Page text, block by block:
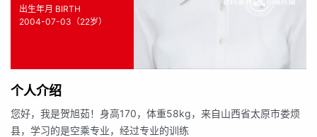
出生年月 BIRTH
2004-07-03（22岁）
个人介绍
您好，我是贺旭茹！身高170，体重58kg，来自山西省太原市娄烦
县，学习的是空乘专业，经过专业的训练